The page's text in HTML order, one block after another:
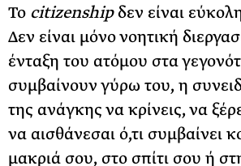
Το citizenshipδεν είναι
Δεν είναι μόνο νοητική
ένταξη του ατόμου στα
συμβαίνουν γύρω του, η
της ανάγκης να κρίνεις, να
να αισθάνεσαι ό,τι συμβαίνει
μακριά σου, στο σπίτι σου ή